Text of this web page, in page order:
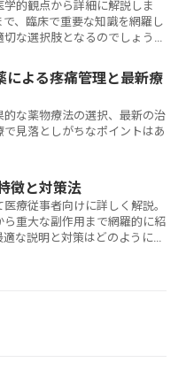
的観点から詳細に解説しま
、臨床で重要な知識を網羅し
な選択肢となるのでしょう
による疼痛管理と最新療
な薬物療法の選択、最新の治
見落としがちなポイントはあ
徴と対策法
療従事者向けに詳しく解説。
重大な副作用まで網羅的に紹
な説明と対策はどのように伝